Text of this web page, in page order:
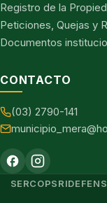
Registro de la
Peticiones, Quejas y
Documentos
CONTACTO
(03) 2790-141
SERCOPSRI